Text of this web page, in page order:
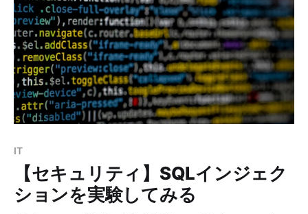
0 rows affected (0.007 sec) MariaDB [(none)]>
FLUSH PRIVILEGES; Query OK, 0 rows affected
(0.001 sec) ディレクトリの脆弱性の設定 MariaDBから
ファイルの作成が可能な/var/www/html/
IT
【セキュリティ】SQLインジェク
ションを実験してみる